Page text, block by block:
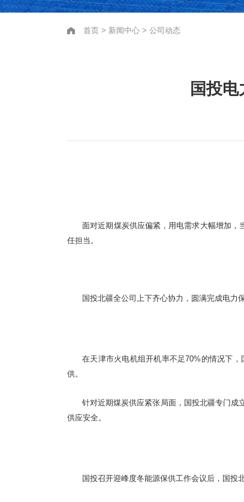
首页> 新闻中心> 公司动态
国投
面对近期煤炭供应偏紧，用电需求大幅增加，
任担当。
国投北疆全公司上下齐心协力，圆满完成电力
在天津市火电机组开机率不足70%的情况下
供。
针对近期煤炭供应紧张局面，国投北疆专门成
供应安全。
国投召开迎峰度冬能源保供工作会议后，国投